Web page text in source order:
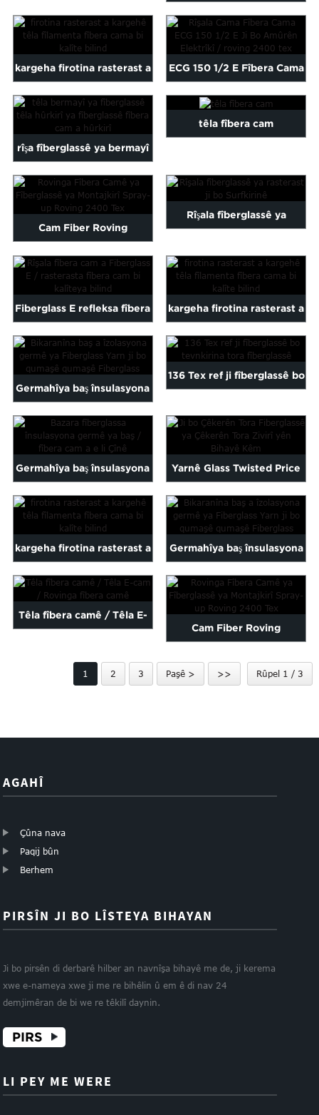
Yarn Ji bo Torên ku di ... de
têne bikar anîn
kargeha firotina rasterast a
kalîteya bilind fiber cam
fiber ...
ECG 150 1/2 E Fîbera Cama
Rîşalê Ji Bo Elektrîkê...
rîşa fîberglassê ya bermayî
fîberglassê ya têla hûrkirî ...
têla fîbera cam
Cam Fiber Roving
Fiberglass Assembled
Spray-u ...
Rîşala fîberglassê ya
Fiberglass E refleksa fîbera
cam / dir fîbera cam ...
kargeha firotina rasterast a
kalîteya bilind fiber cam
fiber ...
Germahîya baş însulasyona
Fiberglass Yarn ji bo Fi ...
136 Tex ref ji fîberglassê bo
Germahîya baş însulasyona
Fiberglass Yarn / e cam ...
Yarnê Glass Twisted Price
Low Ji bo Weaving
Fiberglass ...
kargeha firotina rasterast a
kalîteya bilind fiber cam
fiber ...
Germahîya baş însulasyona
Fiberglass Yarn ji bo Fi ...
Têla fîbera camê / Têla E-
Cam Fiber Roving
Spray-u ...
1 2 3 Paşê > >> Rûpel 1 / 3
AGAHÎ
Çûna nava
Paqij bûn
Berhem
PIRSÎN JI BO LÎSTEYA BIHAYAN
Ji bo pirsên di derbarê hilber an navnîşa bihayê me de, ji kerema
xwe e-nameya xwe ji me re bihêlin û em ê di nav 24
demjimêran de bi we re têkilî daynin.
PIRS
LI PEY ME WERE